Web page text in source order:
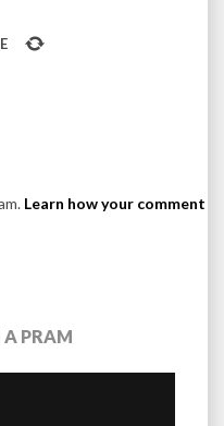
Learn how your comment
PRAM